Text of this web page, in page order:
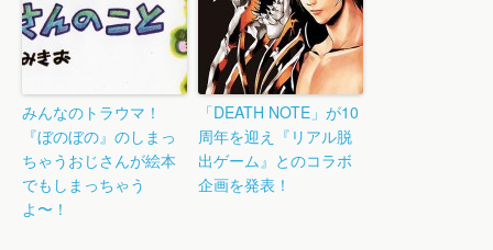
みんなのトラウマ！
『ぼのぼの』のしまっ
ちゃうおじさんが絵本
でもしまっちゃう
よ〜！
「DEATH NOTE」が10
周年を迎え『リアル脱
出ゲーム』とのコラボ
企画を発表！